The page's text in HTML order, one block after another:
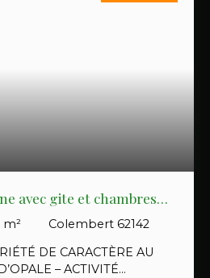
avec gite et chambres
m²
Colembert 62142
DE CARACTÈRE AU
– ACTIVITÉ